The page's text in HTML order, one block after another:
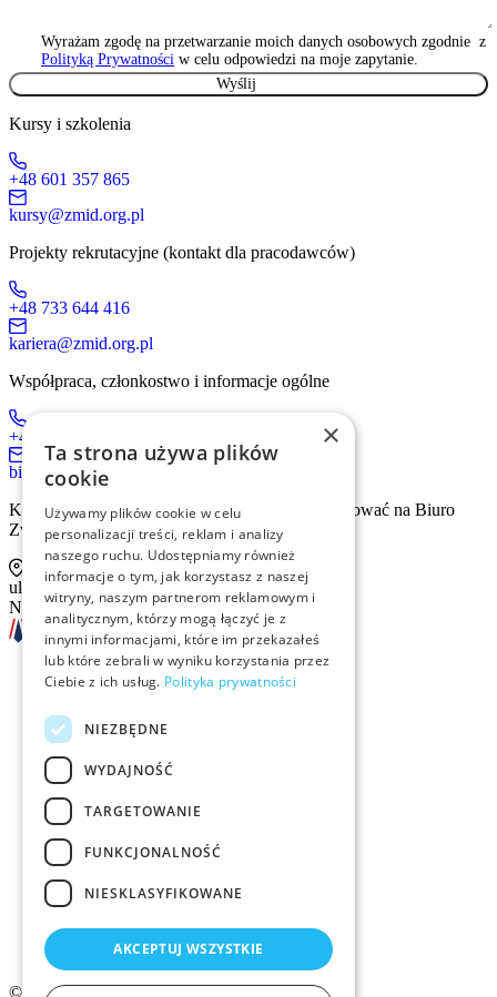
Wyrażam zgodę na przetwarzanie moich danych osobowych zgodnie z
Polityką Prywatności w celu odpowiedzi na moje zapytanie.
Kursy i szkolenia
+48 601 357 865
kursy@zmid.org.pl
Projekty rekrutacyjne (kontakt dla pracodawców)
+48 733 644 416
kariera@zmid.org.pl
Współpraca, członkostwo i informacje ogólne
+48 519 536 405
biuro@zmid.org.pl
Kontakt tradycyjną drogą pocztową prosimy kierować na Biuro
Związku:
ul. Sienna 93 lok. 2, 00-815 Warszawa
NIP: 526-13-30-874
Szkolenia
Rekrutacja
Członkostwo
Kontakt
© 2026 ZMiD.org.pl
×
Ta strona używa plików
cookie
Używamy plików cookie w celu
personalizacji treści, reklam i analizy
naszego ruchu. Udostępniamy również
informacje o tym, jak korzystasz z naszej
witryny, naszym partnerom reklamowym i
analitycznym, którzy mogą łączyć je z
innymi informacjami, które im przekazałeś
lub które zebrali w wyniku korzystania przez
Ciebie z ich usług. Polityka prywatności
NIEZBĘDNE
WYDAJNOŚĆ
TARGETOWANIE
FUNKCJONALNOŚĆ
NIESKLASYFIKOWANE
AKCEPTUJ WSZYSTKIE